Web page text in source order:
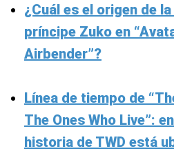
¿Cuál es el origen de
príncipe Zuko en
Airbender”?
Línea de tiempo de
The Ones Who Live”:
historia de TWD está